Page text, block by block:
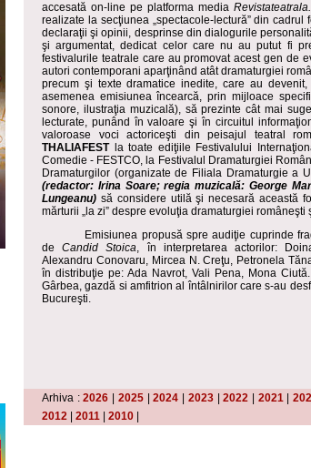
accesată on-line pe platforma media
realizate la secţiunea „spectacole-lectură” din
declaraţii şi opinii, desprinse din dialogurile
şi argumentat, dedicat celor care nu au putut fi
festivalurile teatrale care au promovat acest gen de
autori contemporani aparţinând atât dramaturgiei
precum şi texte dramatice inedite, care au
asemenea emisiunea încearcă, prin mijloace
sonore, ilustraţia muzicală), să prezinte cât mai
lecturate, punând în valoare şi în circuitul
valoroase voci actoriceşti din peisajul teatral
THALIAFESTla toate ediţiile Festivalului
Comedie - FESTCO, la Festivalul Dramaturgiei
Dramaturgilor (organizate de Filiala Dramaturgie a
(redactor: Irina Soare; regia muzicală: George
Lungeanu) să considere utilă şi necesară această
mărturii „la zi” despre evoluţia dramaturgiei româneşti
Emisiunea propusă spre audiţie cuprinde
deCandid Stoica, în interpretarea actorilor:
Alexandru Conovaru, Mircea N. Creţu, Petronela
în distribuţie pe: Ada Navrot, Vali Pena, Mona
Gârbea, gazdă si amfitrion al întâlnirilor care s-au
Bucureşti.
Arhiva :2026 2025|2024 2023|2022 2021|
2012
2011 2010